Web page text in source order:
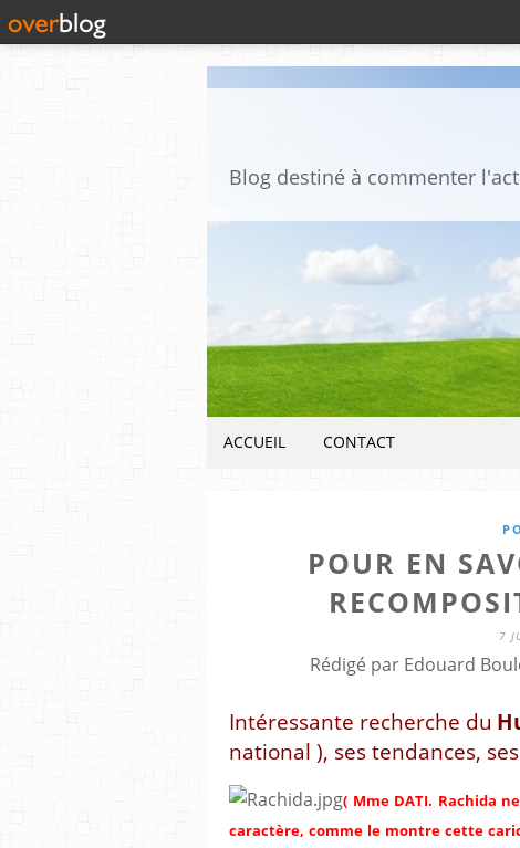
ACCUEIL CONTACT
POUR EN
7
Rédigé par Edouard
Intéressante recherche du
national ), ses tendances,
( Mme DATI. Rachida
caractère, comme le montre cette